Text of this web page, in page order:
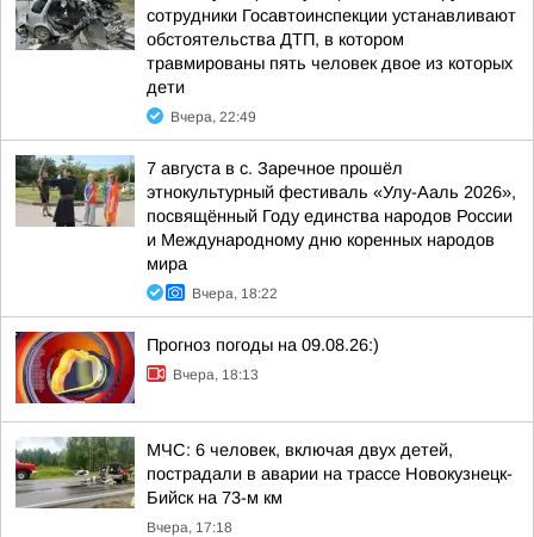
сотрудники Госавтоинспекции устанавливают
обстоятельства ДТП, в котором
травмированы пять человек двое из которых
дети
Вчера, 22:49
7 августа в с. Заречное прошёл
этнокультурный фестиваль «Улу-Ааль 2026»,
посвящённый Году единства народов России
и Международному дню коренных народов
мира
Вчера, 18:22
Прогноз погоды на 09.08.26:)
Вчера, 18:13
МЧС: 6 человек, включая двух детей,
пострадали в аварии на трассе Новокузнецк-
Бийск на 73-м км
Вчера, 17:18